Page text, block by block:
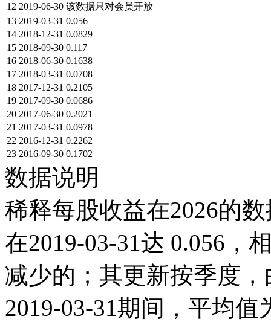
12 2019-06-30 该数据只对会员开放
13 2019-03-31 0.056
14 2018-12-31 0.0829
15 2018-09-30 0.117
16 2018-06-30 0.1638
17 2018-03-31 0.0708
18 2017-12-31 0.2105
19 2017-09-30 0.0686
20 2017-06-30 0.2021
21 2017-03-31 0.0978
22 2016-12-31 0.2262
23 2016-09-30 0.1702
数据说明
稀释每股收益在2026的
在2019-03-31达 0.056，
减少的；其更新按季度
2019-03-31期间，平均